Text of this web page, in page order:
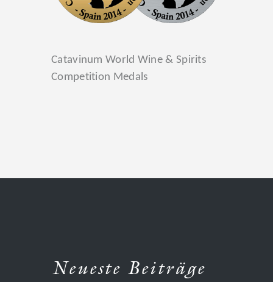
Catavinum World Wine & Spirits
Competition Medals
Neueste Beiträge